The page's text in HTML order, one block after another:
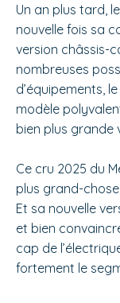
Un an plus tard,
nouvelle fois sa
version châssis-
nombreuses
d’équipements,
modèle
bien plus grande
Ce cru 2025 du
plus grand-
Et sa nouvelle
et bien
cap de
fortement le